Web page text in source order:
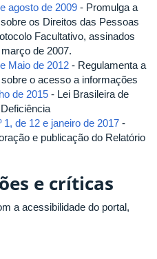
agosto de 2009 - Promulga a
os Direitos das Pessoas
Facultativo, assinados
de 2007.
Maio de 2012 - Regulamenta a
o acesso a informações
de 2015 - Lei Brasileira de
1, de 12 e janeiro de 2017 -
e publicação do Relatório
e críticas
a acessibilidade do portal,